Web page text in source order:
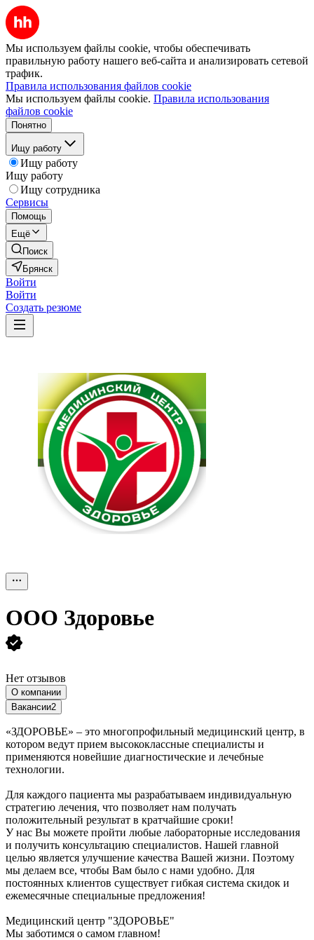
Мы используем файлы cookie, чтобы обеспечивать
правильную работу нашего веб-сайта и анализировать сетевой
трафик.
Правила использования файлов cookie
Мы используем файлы cookie. Правила использования
файлов cookie
Понятно
Ищу работу
Ищу работу
Ищу работу
Ищу сотрудника
Сервисы
Помощь
Ещё
Поиск
Брянск
Войти
Войти
Создать резюме
ООО Здоровье
Нет отзывов
О компании
Вакансии2
«ЗДОРОВЬЕ» – это многопрофильный медицинский центр, в
котором ведут прием высококлассные специалисты и
применяются новейшие диагностические и лечебные
технологии.
Для каждого пациента мы разрабатываем индивидуальную
стратегию лечения, что позволяет нам получать
положительный результат в кратчайшие сроки!
У нас Вы можете пройти любые лабораторные исследования
и получить консультацию специалистов. Нашей главной
целью является улучшение качества Вашей жизни. Поэтому
мы делаем все, чтобы Вам было с нами удобно. Для
постоянных клиентов существует гибкая система скидок и
ежемесячные специальные предложения!
Медицинский центр "ЗДОРОВЬЕ"
Мы заботимся о самом главном!